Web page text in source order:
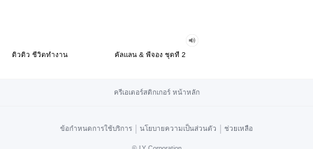
ดิวดิว ชีวิตทำงาน คัลแลน & พี่จอง ชุดที่ 2
ครีเอเตอร์สติกเกอร์ หน้าหลัก
ข้อกำหนดการใช้บริการ | นโยบายความเป็นส่วนตัว | ช่วยเหลือ